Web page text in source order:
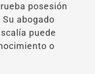
posesión
abogado
puede
o